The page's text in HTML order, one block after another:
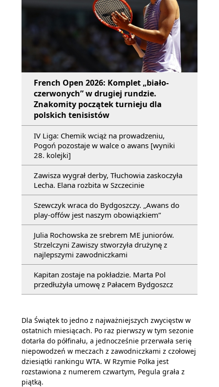
French Open 2026: Komplet „biało-
czerwonych” w drugiej rundzie.
Znakomity początek turnieju dla
polskich tenisistów
IV Liga: Chemik wciąż na prowadzeniu,
Pogoń pozostaje w walce o awans [wyniki
28. kolejki]
Zawisza wygrał derby, Tłuchowia zaskoczyła
Lecha. Elana rozbita w Szczecinie
Szewczyk wraca do Bydgoszczy. „Awans do
play-offów jest naszym obowiązkiem”
Julia Rochowska ze srebrem ME juniorów.
Strzelczyni Zawiszy stworzyła drużynę z
najlepszymi zawodniczkami
Kapitan zostaje na pokładzie. Marta Pol
przedłużyła umowę z Pałacem Bydgoszcz
Dla Świątek to jedno z najważniejszych zwycięstw w
ostatnich miesiącach. Po raz pierwszy w tym sezonie
dotarła do półfinału, a jednocześnie przerwała serię
niepowodzeń w meczach z zawodniczkami z czołowej
dziesiątki rankingu WTA. W Rzymie Polka jest
rozstawiona z numerem czwartym, Pegula grała z
piątką.